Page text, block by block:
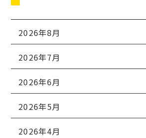
2026年8月
2026年7月
2026年6月
2026年5月
2026年4月